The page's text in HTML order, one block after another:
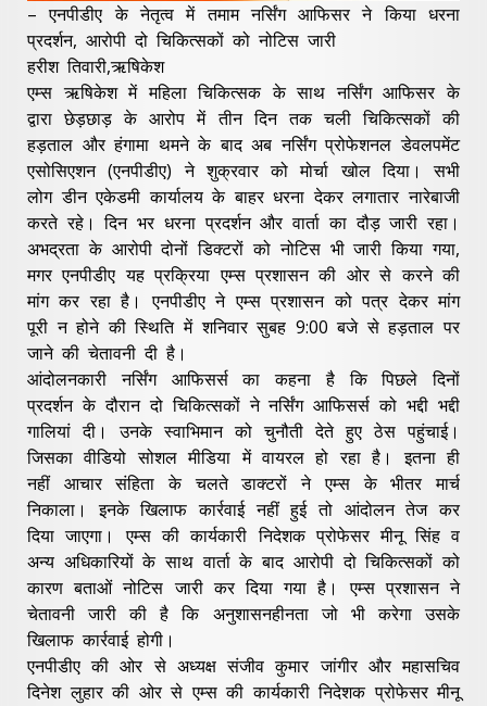
– एनपीडीए के नेतृत्व में तमाम नर्सिंग आफिसर ने किया धरना
प्रदर्शन, आरोपी दो चिकित्सकों को नोटिस जारी
हरीश तिवारी,ऋषिकेश
एम्स ऋषिकेश में महिला चिकित्सक के साथ नर्सिंग आफिसर के
द्वारा छेड़छाड़ के आरोप में तीन दिन तक चली चिकित्सकों की
हड़ताल और हंगामा थमने के बाद अब नर्सिंग प्रोफेशनल डेवलपमेंट
एसोसिएशन (एनपीडीए) ने शुक्रवार को मोर्चा खोल दिया। सभी
लोग डीन एकेडमी कार्यालय के बाहर धरना देकर लगातार नारेबाजी
करते रहे। दिन भर धरना प्रदर्शन और वार्ता का दौड़ जारी रहा।
अभद्रता के आरोपी दोनों डिक्टरों को नोटिस भी जारी किया गया,
मगर एनपीडीए यह प्रक्रिया एम्स प्रशासन की ओर से करने की
मांग कर रहा है। एनपीडीए ने एम्स प्रशासन को पत्र देकर मांग
पूरी न होने की स्थिति में शनिवार सुबह 9:00 बजे से हड़ताल पर
जाने की चेतावनी दी है।
आंदोलनकारी नर्सिंग आफिसर्स का कहना है कि पिछले दिनों
प्रदर्शन के दौरान दो चिकित्सकों ने नर्सिंग आफिसर्स को भद्दी भद्दी
गालियां दी। उनके स्वाभिमान को चुनौती देते हुए ठेस पहुंचाई।
जिसका वीडियो सोशल मीडिया में वायरल हो रहा है। इतना ही
नहीं आचार संहिता के चलते डाक्टरों ने एम्स के भीतर मार्च
निकाला। इनके खिलाफ कार्रवाई नहीं हुई तो आंदोलन तेज कर
दिया जाएगा। एम्स की कार्यकारी निदेशक प्रोफेसर मीनू सिंह व
अन्य अधिकारियों के साथ वार्ता के बाद आरोपी दो चिकित्सकों को
कारण बताओं नोटिस जारी कर दिया गया है। एम्स प्रशासन ने
चेतावनी जारी की है कि अनुशासनहीनता जो भी करेगा उसके
खिलाफ कार्रवाई होगी।
एनपीडीए की ओर से अध्यक्ष संजीव कुमार जांगीर और महासचिव
दिनेश लुहार की ओर से एम्स की कार्यकारी निदेशक प्रोफेसर मीनू